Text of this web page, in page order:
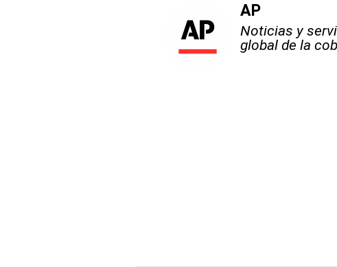
AP
Noticias y
global de la